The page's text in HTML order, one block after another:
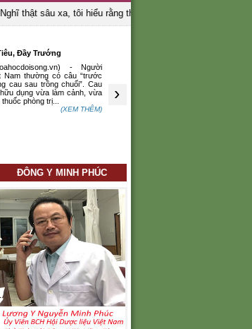
thật sâu xa, tôi hiểu rằng thầy thuốc là người bảo vệ sinh
Đầy Trướng
- Người
Nam thường có câu “trước
cau sau trồng chuối”. Cau
dụng vừa làm cảnh, vừa
thuốc phòng trị...
(XEM THÊM)
›
ĐÔNG Y MINH PHÚC